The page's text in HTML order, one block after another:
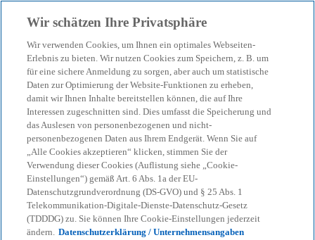
menu search
Nachhaltigkeits-
Berichterstattung nach
ESRS: Was für Banken im
zweiten Berichtsjahr
wichtig ist
Wir schätzen Ihre Privatsphäre
Wir verwenden Cookies, um Ihnen ein optimales Webseiten-
Erlebnis zu bieten. Wir nutzen Cookies zum Speichern, z. B. um
für eine sichere Anmeldung zu sorgen, aber auch um statistische
Daten zur Optimierung der Website-Funktionen zu erheben,
damit wir Ihnen Inhalte bereitstellen können, die auf Ihre
Interessen zugeschnitten sind. Dies umfasst die Speicherung und
das Auslesen von personenbezogenen und nicht-
personenbezogenen Daten aus Ihrem Endgerät. Wenn Sie auf
„Alle Cookies akzeptieren“ klicken, stimmen Sie der
Verwendung dieser Cookies (Auflistung siehe „Cookie-
Einstellungen“) gemäß Art. 6 Abs. 1a der EU-
Datenschutzgrundverordnung (DS-GVO) und § 25 Abs. 1
Telekommunikation-Digitale-Dienste-Datenschutz-Gesetz
(TDDDG) zu. Sie können Ihre Cookie-Einstellungen jederzeit
ändern. Datenschutzerklärung / Unternehmensangaben